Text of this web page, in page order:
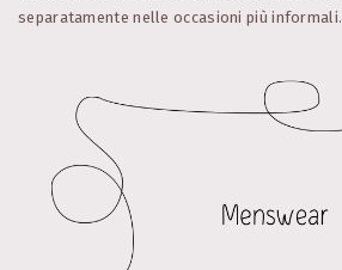
separatamente nelle occasioni più informali.